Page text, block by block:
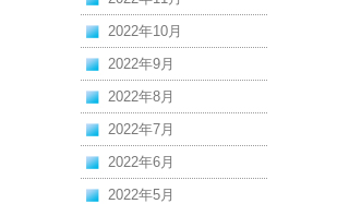
2022年10月
2022年9月
2022年8月
2022年7月
2022年6月
2022年5月